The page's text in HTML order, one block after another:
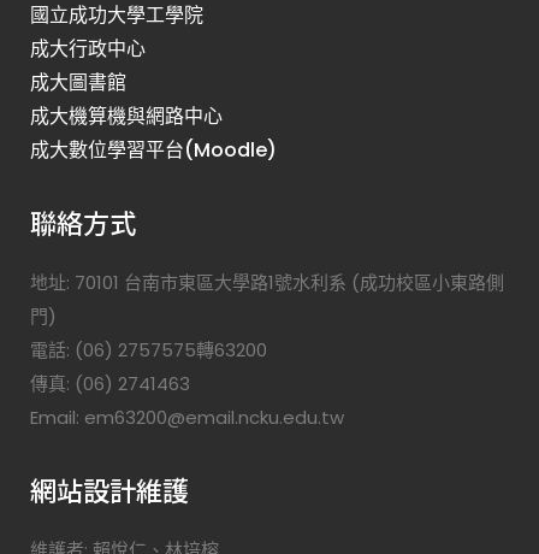
國立成功大學工學院
成大行政中心
成大圖書館
成大機算機與網路中心
成大數位學習平台(Moodle)
聯絡方式
地址: 70101 台南市東區大學路1號水利系 (成功校區小東路側
門)
電話: (06) 2757575轉63200
傳真: (06) 2741463
Email: em63200@email.ncku.edu.tw
網站設計維護